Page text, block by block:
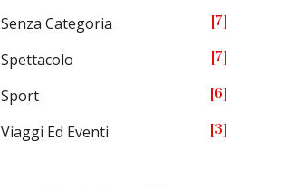
Senza Categoria 7
Spettacolo 7
Sport 6
Viaggi Ed Eventi 3